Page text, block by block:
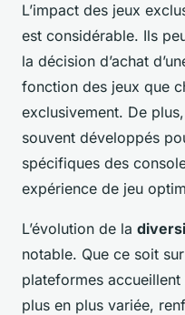
L’impact des jeux
est considérable. Ils
la décision d’achat
fonction des jeux que
exclusivement. De
souvent développés
spécifiques des
expérience de jeu
L’évolution de la
notable. Que ce soit
plateformes
plus en plus variée,